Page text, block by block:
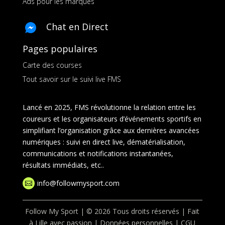
Chat en Direct
Pages populaires
Carte des courses
Tout savoir sur le suivi live FMS
Lancé en 2025, FMS révolutionne la relation entre les
coureurs et les organisateurs d’événements sportifs en
simplifiant l’organisation grâce aux dernières avancées
numériques : suivi en direct live, dématérialisation,
communications et notifications instantanées,
résultats immédiats, etc..
 info@followmysport.com
Follow My Sport | © 2026 Tous droits réservés | Fait
à Lille avec passion | Données personnelles |CGU